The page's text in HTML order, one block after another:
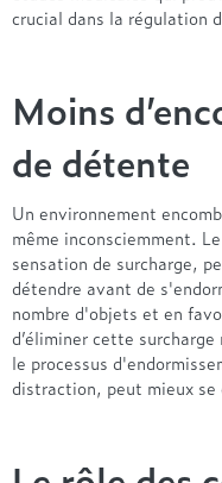
+ de 1500€
Nos matelas par
André Renault
Beautyrest Luxury
Epeda
Ergotherm
Grand Litier
Hotel & Lodge
Technilat
- de 1000€
Entre 1000 et 1500€
+ de 1000€
+ de 500€
+ de 1500€
crucial dans la régulation
Moins
de détente
Un environnement
même inconsciemment.
sensation de surcharge,
détendre avant de
nombre d'objets et en
d’éliminer cette
le processus
distraction, peut mieux